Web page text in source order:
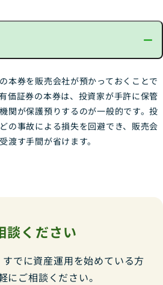
本券を販売会社が預かっておくことで
価証券の本券は、投資家が手許に保管
関が保護預りするのが一般的です。投
の事故による損失を回避でき、販売会
渡す手間が省けます。
談ください
でに資産運用を始めている方
にご相談ください。